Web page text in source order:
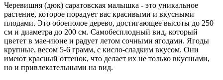
Черевишня (дюк) саратовская малышка - это уникальное
растение, которое порадует вас красивыми и вкусными
плодами. Это обоеполое дерево, достигающее высоты до 250
см и диаметра до 200 см. Самобесплодный вид, который
цветет в мае-июне и радует летом сочными ягодами. Ягоды
крупные, весом 5-6 грамм, с кисло-сладким вкусом. Они
имеют красный оттенок, что делает их не только вкусными,
но и привлекательными на вид.